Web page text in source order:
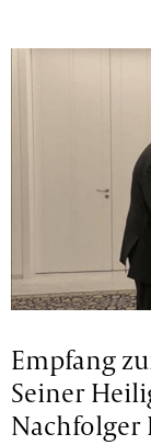
Empfang
Seiner
Nachfolger